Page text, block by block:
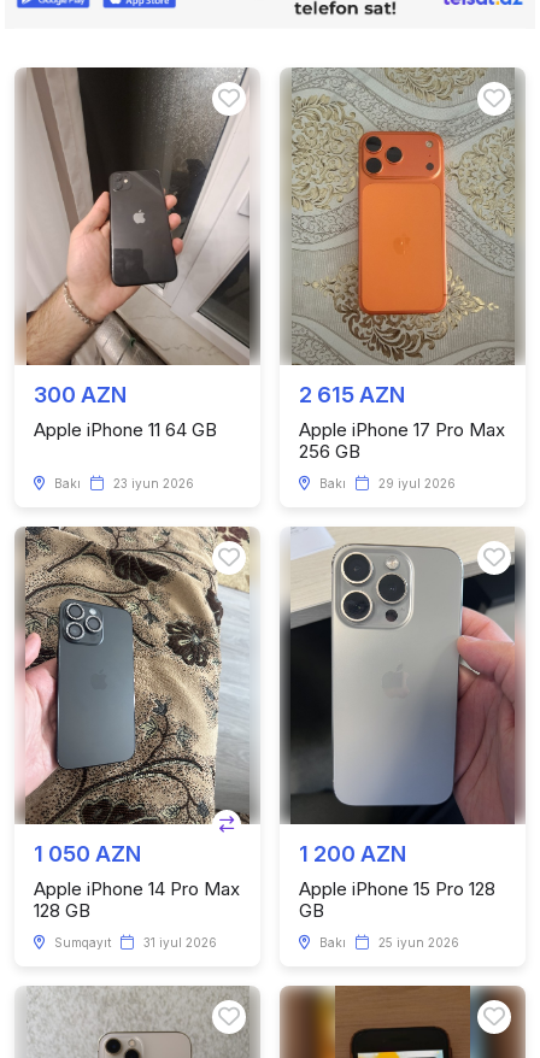
300 AZN
Apple iPhone 11 64 GB
Bakı 23 iyun 2026
2 615 AZN
Apple iPhone 17 Pro Max
256 GB
Bakı 29 iyul 2026
1 050 AZN
Apple iPhone 14 Pro Max
128 GB
Sumqayıt 31 iyul 2026
1 200 AZN
Apple iPhone 15 Pro 128
GB
Bakı 25 iyun 2026